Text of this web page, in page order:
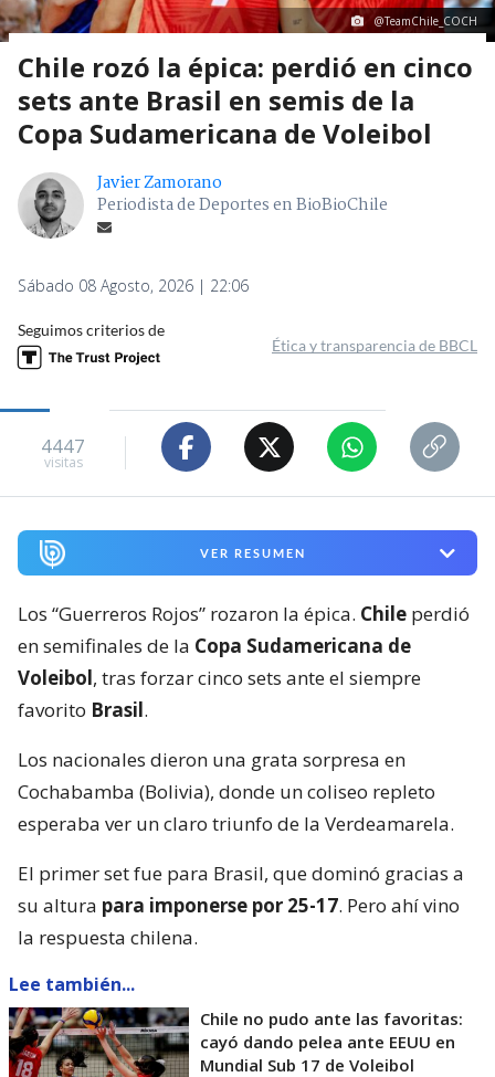
@TeamChile_COCH
Chile rozó la épica: perdió en cinco
sets ante Brasil en semis de la
Copa Sudamericana de Voleibol
Javier Zamorano
Periodista de Deportes en BioBioChile
Sábado 08 Agosto, 2026 | 22:06
Seguimos criterios de
Ética y transparencia de BBCL
4447
visitas
VER RESUMEN
Los “Guerreros Rojos” rozaron la épica. Chile perdió
en semifinales de la Copa Sudamericana de
Voleibol, tras forzar cinco sets ante el siempre
favorito Brasil.
Los nacionales dieron una grata sorpresa en
Cochabamba (Bolivia), donde un coliseo repleto
esperaba ver un claro triunfo de la Verdeamarela.
El primer set fue para Brasil, que dominó gracias a
su altura para imponerse por 25-17. Pero ahí vino
la respuesta chilena.
Lee también...
Chile no pudo ante las favoritas:
cayó dando pelea ante EEUU en
Mundial Sub 17 de Voleibol